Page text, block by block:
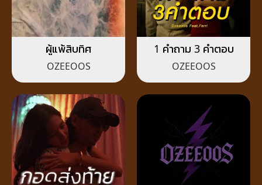
ผู้แพ้สิบทิศ
OZEEOOS
1 คำถาม 3 คำตอบ
OZEEOOS